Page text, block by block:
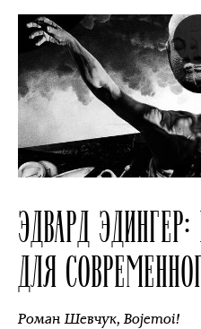
ЭДВАРД
ДЛЯ
Роман Шевчук,Bojemoi!